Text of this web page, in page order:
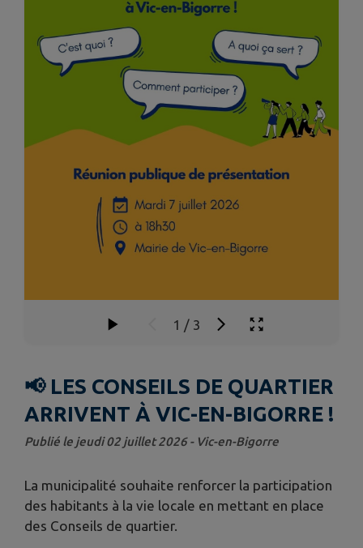
1 / 3
📢 LES CONSEILS DE QUARTIER
ARRIVENT À VIC-EN-BIGORRE !
Publié le jeudi 02 juillet 2026 - Vic-en-Bigorre
La municipalité souhaite renforcer la participation
des habitants à la vie locale en mettant en place
des Conseils de quartier.